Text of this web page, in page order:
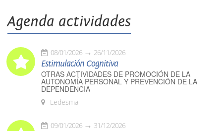
Agenda actividades
08/01/2026 26/11/2026
Estimulación Cognitiva
OTRAS ACTIVIDADES DE PROMOCIÓN DE LA
AUTONOMÍA PERSONAL Y PREVENCIÓN DE LA
DEPENDENCIA
Ledesma
09/01/2026 31/12/2026